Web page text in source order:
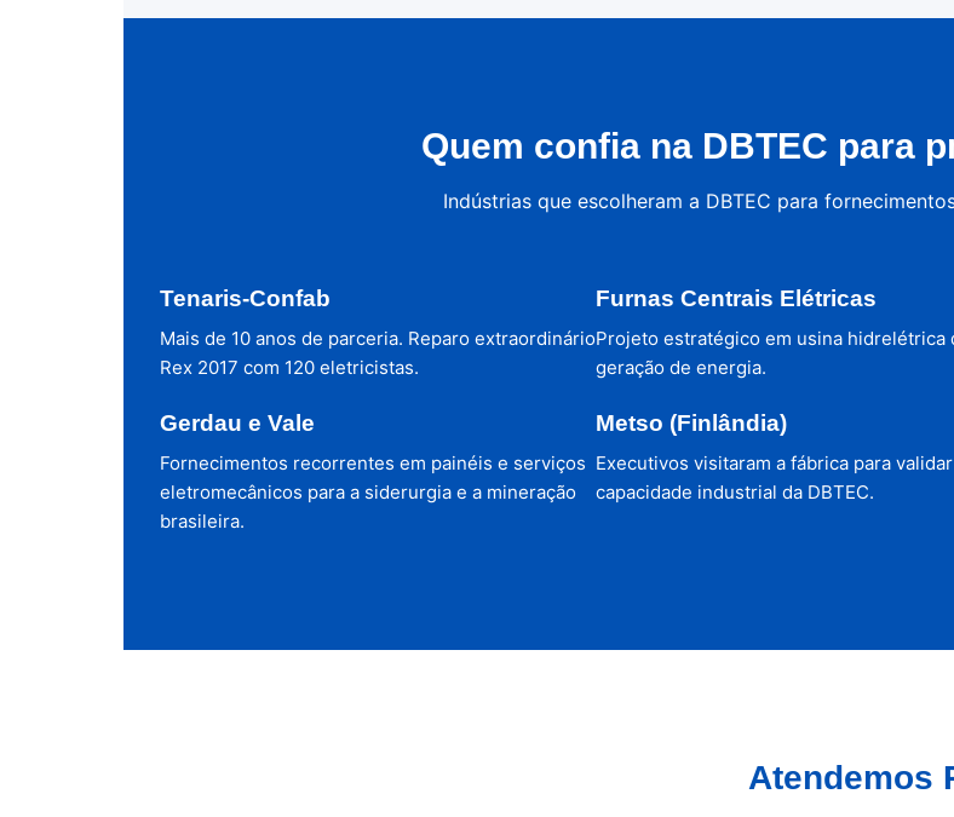
Quem confia na DBTEC para
Indústrias que escolheram a DBTEC para
Tenaris-Confab
Mais de 10 anos de parceria. Reparo extraordinário
Rex 2017 com 120 eletricistas.
Furnas Centrais Elétricas
Projeto estratégico em usina hidrelétrica
geração de energia.
Gerdau e Vale
Fornecimentos recorrentes em painéis e serviços
eletromecânicos para a siderurgia e a mineração
brasileira.
Metso (Finlândia)
Executivos visitaram a fábrica para
capacidade industrial da DBTEC.
Atendemos